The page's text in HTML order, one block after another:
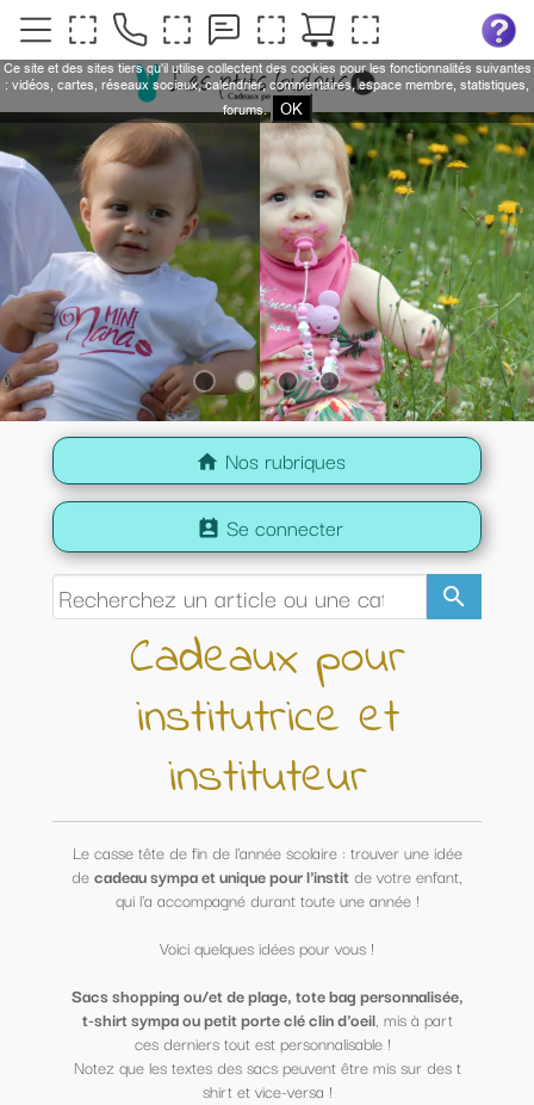
home Nos rubriques
search
perm_contact_calendar Se connecter
Cadeaux pour
institutrice et
instituteur
Le casse tête de fin de l'année scolaire : trouver une idée
decadeau sympa et unique pour l'institde votre enfant,
qui l'a accompagné durant toute une année !
Voici quelques idées pour vous !
Sacs shopping ou/et de plage, tote bag personnalisée,
t-shirt sympa ou petit porte clé clin d'oeil, mis à part
ces derniers tout est personnalisable !
Notez que les textes des sacs peuvent être mis sur des t
shirt et vice-versa !
Ce site et des sites tiers qu'il utilise collectent des cookies pour les fonctionnalités suivantes
: vidéos, cartes, réseaux sociaux, calendrier, commentaires, espace membre, statistiques,
forums.
OK